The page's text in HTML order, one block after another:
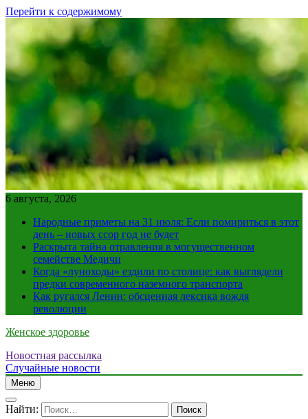
Перейти к содержимому
6 августа, 2026
Народные приметы на 31 июля: Если помириться в этот
день – новых ссор год не будет
Раскрыта тайна отравления в могущественном
семействе Медичи
Когда «луноходы» ездили по столице: как выглядели
предки современного наземного транспорта
Как ругался Ленин: обсценная лексика вождя
революции
Женское здоровье
Новостная рассылка
Случайные новости
Меню
Найти: